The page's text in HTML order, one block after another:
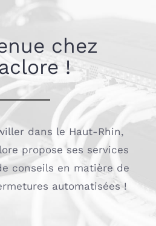
chez
!
dans le Haut-Rhin,
propose ses services
conseils en matière de
automatisées !